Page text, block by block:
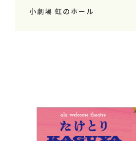
小劇場 虹のホール